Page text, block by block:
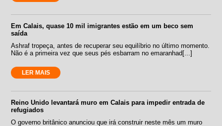
Em Calais, quase 10 mil imigrantes estão em um beco sem
saída
Ashraf tropeça, antes de recuperar seu equilíbrio no último momento.
Não é a primeira vez que seus pés esbarram no emaranhad[...]
LER MAIS
Reino Unido levantará muro em Calais para impedir entrada de
refugiados
O governo britânico anunciou que irá construir neste mês um muro